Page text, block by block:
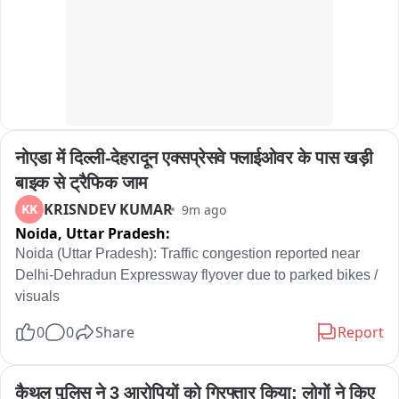
नोएडा में दिल्ली-देहरादून एक्सप्रेसवे फ्लाईओवर के पास खड़ी
बाइक से ट्रैफिक जाम
KK KRISNDEV KUMAR 9m ago
Noida, Uttar Pradesh:
Noida (Uttar Pradesh): Traffic congestion reported near
Delhi-Dehradun Expressway flyover due to parked bikes /
visuals
0 0 Share Report
कैथल पुलिस ने 3 आरोपियों को गिरफ्तार किया; लोगों ने किए